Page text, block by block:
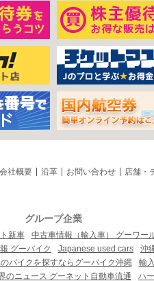
会社概要 沿革 お問い合わせ 店舗・
グループ企業
新車 中古車情報（輸入車） グーワー
グーバイク Japanese used cars
沖
バイクを探すならグーバイク沖縄
輸
のニュース グーネット自動車流通 ハ